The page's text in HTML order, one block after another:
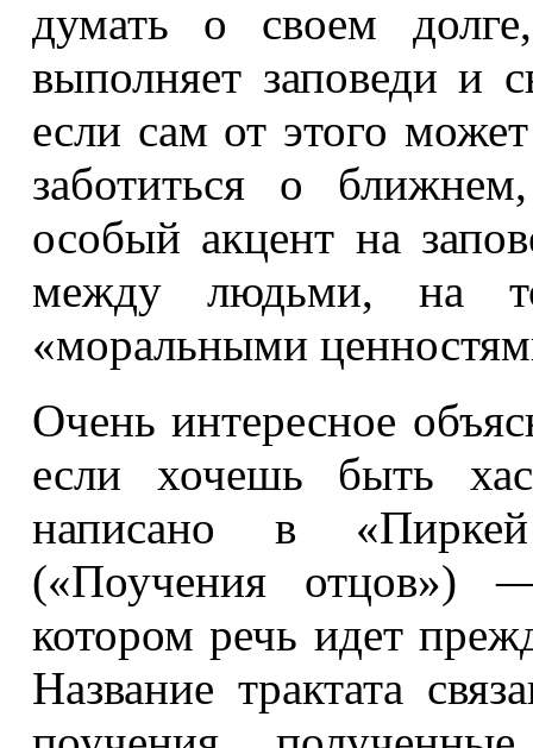
думать о своем
выполняет заповеди и
если сам от этого
заботиться о
особый акцент на
между людьми, на
«моральными
Очень интересное
если хочешь быть
написано в
(«Поучения отцов»)
котором речь идет
Название трактата